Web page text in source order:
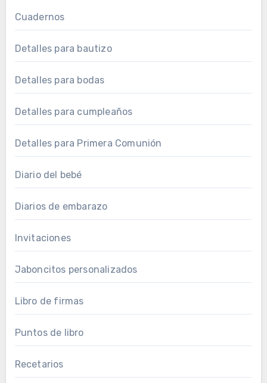
Cuadernos
Detalles para bautizo
Detalles para bodas
Detalles para cumpleaños
Detalles para Primera Comunión
Diario del bebé
Diarios de embarazo
Invitaciones
Jaboncitos personalizados
Libro de firmas
Puntos de libro
Recetarios